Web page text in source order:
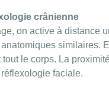
crânienne
on active à distance
similaires.
le corps. La
faciale.